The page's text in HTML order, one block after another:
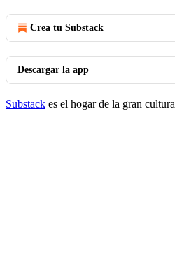
Crea tu Substack
Descargar la app
Substack es el hogar de la gran cultura